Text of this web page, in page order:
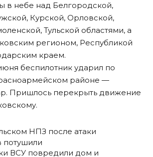
в небе над Белгородской,
Курской, Орловской,
Тульской областями, а
регионом, Республикой
краем.
беспилотник ударил по
районе —
Пришлось перекрыть движение
НПЗ после атаки
потушили
ВСУ повредили дом и